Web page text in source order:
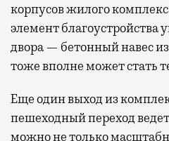
корпусов жилого
элемент благоустройства
двора — бетонный навес
тоже вполне может стать
Еще один выход из
пешеходный переход
можно не только